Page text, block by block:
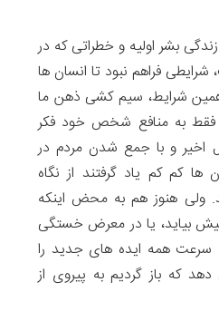
بشر اولیه و خطراتی که در
فراهم نبود تا انسان ها
شرایط، سیم کشی ذهن ما
فقط به منافع شخص خود فکر
اخیر و با جمع شدن مردم در
ها کم کم یاد گرفتند از نگاه
ولی هنوز هم به محض اینکه
بیاید، یا در معرض خستگی
سرعت همه ایده های جدید را
که باز گردیم به پیروی از